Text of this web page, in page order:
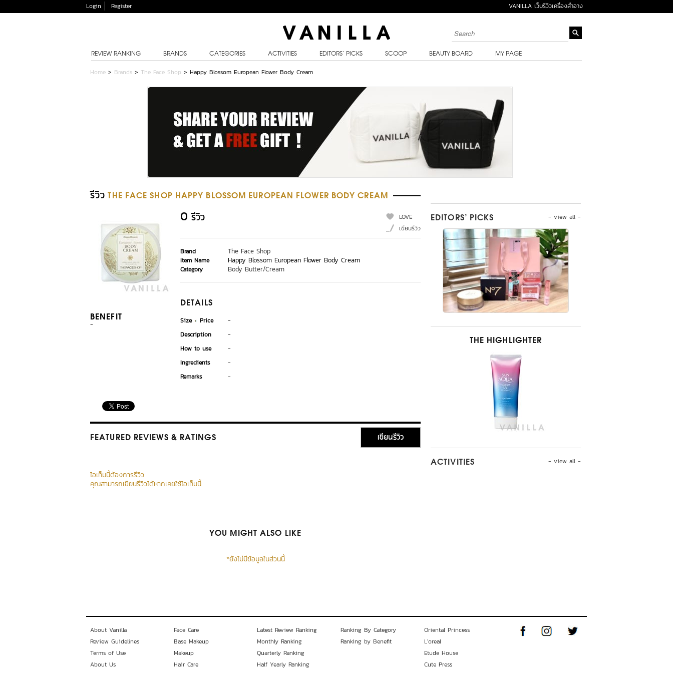
Login Register VANILLA เว็บรีวิวเครื่องสำอาง
REVIEW RANKING BRANDS CATEGORIES ACTIVITIES EDITORS’ PICKS SCOOP BEAUTY BOARD MY PAGE
Home > Brands > The Face Shop > Happy Blossom European Flower Body Cream
รีวิว THE FACE SHOP HAPPY BLOSSOM EUROPEAN FLOWER BODY CREAM
BENEFIT
-
0 รีวิว
LOVE
เขียนรีวิว
Brand The Face Shop
Item Name Happy Blossom European Flower Body Cream
Category Body Butter/Cream
DETAILS
Size Price
-
Description
-
How to use
-
Ingredients
-
Remarks
-
FEATURED REVIEWS & RATINGS เขียนรีวิว
ไอเท็มนี้ต้องการรีวิว
คุณสามารถเขียนรีวิวได้หากเคยใช้ไอเท็มนี้
YOU MIGHT ALSO LIKE
*ยังไม่มีข้อมูลในส่วนนี้
- view all -
EDITORS’ PICKS
THE HIGHLIGHTER
- view all -
ACTIVITIES
About Vanilla
Review Guidelines
Terms of Use
About Us
Face Care
Base Makeup
Makeup
Hair Care
Latest Review Ranking
Monthly Ranking
Quarterly Ranking
Half Yearly Ranking
Ranking By Category
Ranking by Benefit
Oriental Princess
L'oreal
Etude House
Cute Press